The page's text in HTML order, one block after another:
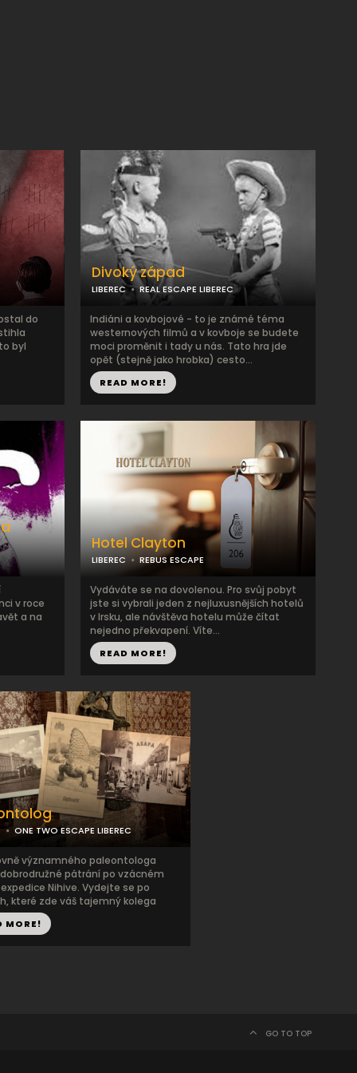
do
byl
Divoký západ
LIBEREC REAL ESCAPE LIBEREC
Indiáni a kovbojové - to je známé téma
westernových filmů a v kovboje se budete
moci proměnit i tady u nás. Tato hra jde
opět (stejně jako hrobka) cesto...
READ MORE!
v roce
a na
Hotel Clayton
LIBEREC REBUS ESCAPE
Vydáváte se na dovolenou. Pro svůj pobyt
jste si vybrali jeden z nejluxusnějších hotelů
v Irsku, ale návštěva hotelu může čítat
nejedno překvapení. Víte...
READ MORE!
ONE TWO ESCAPE LIBEREC
významného paleontologa
pátrání po vzácném
Nihive. Vydejte se po
které zde váš tajemný kolega
MORE!
GO TO TOP